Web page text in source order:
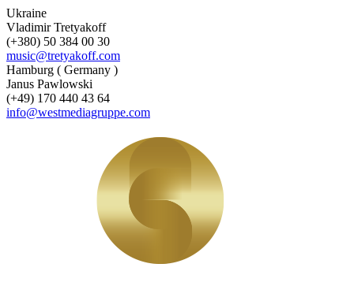
Ukraine
Vladimir Tretyakoff
(+380) 50 384 00 30
music@tretyakoff.com
Hamburg ( Germany )
Janus Pawlowski
(+49) 170 440 43 64
info@westmediagruppe.com